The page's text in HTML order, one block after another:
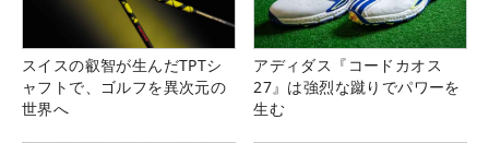
スイスの叡智が生んだTPTシ
ャフトで、ゴルフを異次元の
世界へ
アディダス『コードカオス
27』は強烈な蹴りでパワーを
生む